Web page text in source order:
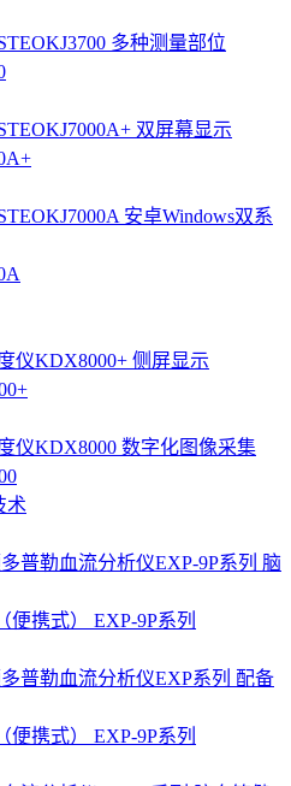
术
携式） EXP-9P系列
携式） EXP-9P系列